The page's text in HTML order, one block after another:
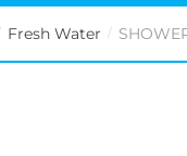
Fresh Water /